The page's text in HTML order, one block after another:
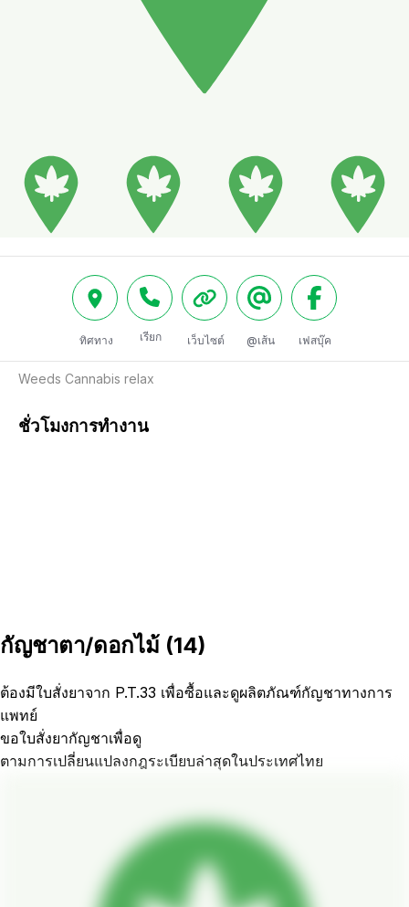
ทิศทาง เรียก เว็บไซต์ @เส้น เฟสบุ๊ค
Weeds Cannabis relax
ชั่วโมงการทำงาน
กัญชาตา/ดอกไม้ (14)
ต้องมีใบสั่งยาจาก P.T.33 เพื่อซื้อและดูผลิตภัณฑ์กัญชาทางการ
แพทย์
ขอใบสั่งยากัญชาเพื่อดู
ตามการเปลี่ยนแปลงกฎระเบียบล่าสุดในประเทศไทย